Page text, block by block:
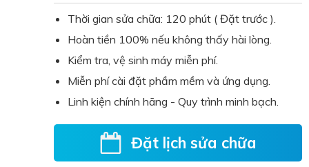
Thời gian sửa chữa: 120 phút ( Đặt trước ).
Hoàn tiền 100% nếu không thấy hài lòng.
Kiểm tra, vệ sinh máy miễn phí.
Miễn phí cài đặt phầm mềm và ứng dụng.
Linh kiện chính hãng - Quy trình minh bạch.
Đặt lịch sửa chữa